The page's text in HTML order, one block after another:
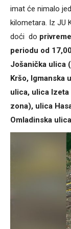
imat će nimalo
kilometara. Iz JU
doći do
periodu od
Jošanička ulica
Kršo, Igmanska
ulica, ulica
zona), ulica
Omladinska